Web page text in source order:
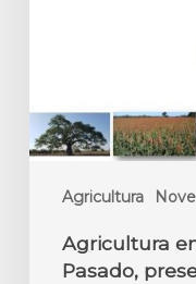
Agricultura
Agricultura
Pasado,